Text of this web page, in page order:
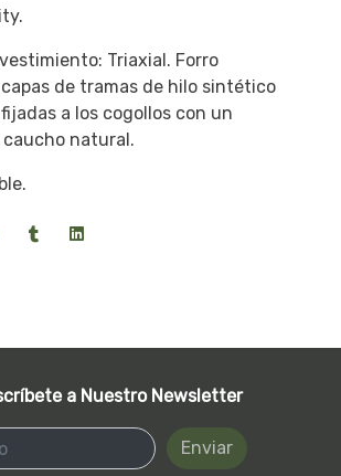
Triaxial. Forro
de tramas de hilo sintético
a los cogollos con un
natural.
a Nuestro Newsletter
Enviar